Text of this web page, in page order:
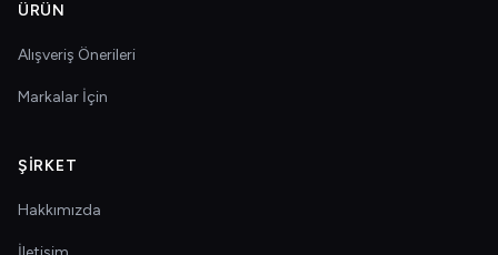
ÜRÜN
Alışveriş Önerileri
Markalar İçin
ŞIRKET
Hakkımızda